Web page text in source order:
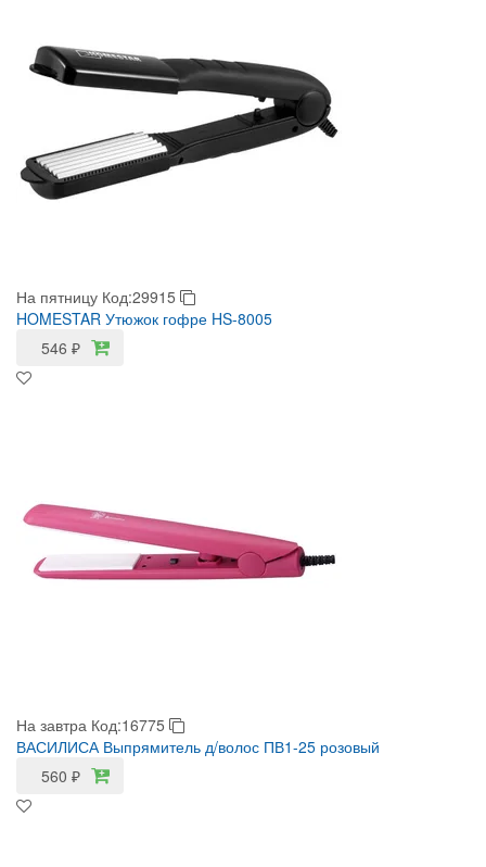
На пятницу Код:29915
HOMESTAR Утюжок гофре HS-8005
546 ₽
На завтра Код:16775
ВАСИЛИСА Выпрямитель д/волос ПВ1-25 розовый
560 ₽